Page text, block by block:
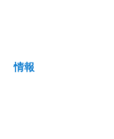
情報